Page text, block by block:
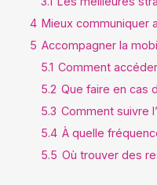
4 Mieux communiquer
5 Accompagner la
5.1 Comment
5.2 Que faire en cas
5.3 Comment suivre
5.4 À quelle
5.5 Où trouver des